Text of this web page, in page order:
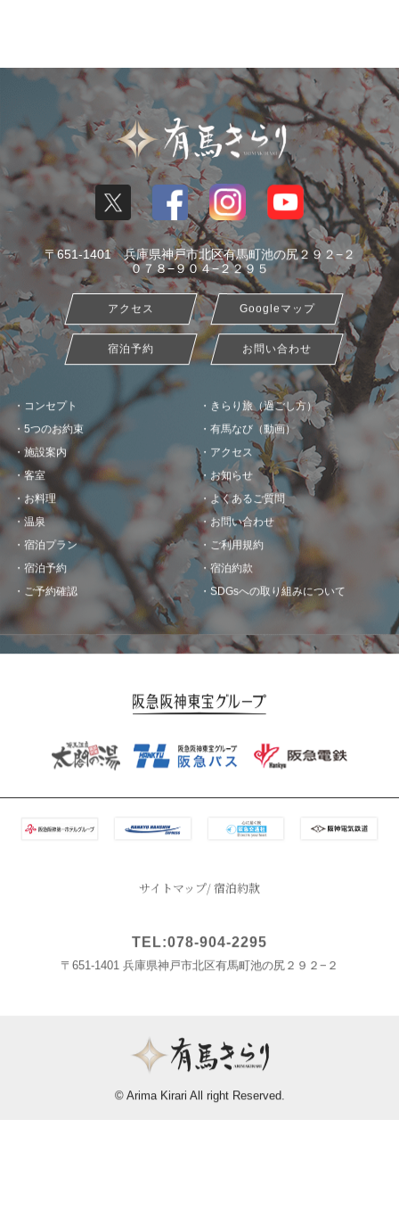
〒651-1401 兵庫県神戸市北区有馬町池の尻２９２−２
０７８−９０４−２２９５
Googleマップ
宿泊予約 お問い合わせ
施設案内
客室
温泉
きらり旅（過ごし方）
有馬なび（動画）
アクセス
お知らせ
宿泊プラン
宿泊予約
ご予約確認
よくあるご質問
お問い合わせ
ご利用規約
SDGsへの取り組みについて
サイトマップ 宿泊約款
TEL:078-904-2295